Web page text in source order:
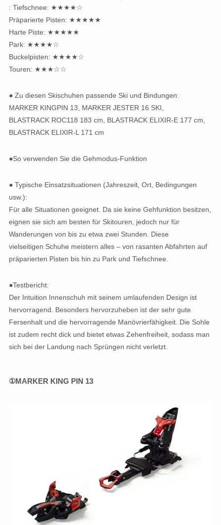
: Tiefschnee: ★★★★☆
Präparierte Pisten: ★★★★★
Harte Piste: ★★★★★
Park: ★★★★☆
Buckelpisten: ★★★★☆
Touren: ★★★☆☆
● Zu diesen Skischuhen passende Ski und Bindungen:
MARKER KINGPIN 13, MARKER JESTER 16 SKI,
BLASTRACK ROC118 183 cm, BLASTRACK ELIXIR-E 177 cm,
BLASTRACK ELIXIR-L 171 cm
●So verwenden Sie die Gehmodus-Funktion
● Typische Einsatzsituationen (Jahreszeit, Ort, Bedingungen
usw.):
Für alle Situationen geeignet. Da sie keine Gehfunktion besitzen,
eignen sie sich am besten für Skitouren, jedoch nur für
Wanderungen von bis zu etwa zwei Stunden. Diese
vielseitigen Schuhe meistern alles – von rasanten Abfahrten auf
präparierten Pisten bis hin zu Park und Tiefschnee.
●Testbericht:
Der Intuition Innenschuh mit seinem umlaufenden Design ist
hervorragend. Besonders hervorzuheben ist der sehr gute
Fersenhalt und die hervorragende Manövrierfähigkeit. Die Sohle
ist zudem recht dick und bietet etwas Zehenfreiheit, sodass man
sich bei der Landung nach Sprüngen nicht verletzt.
①MARKER KING PIN 13